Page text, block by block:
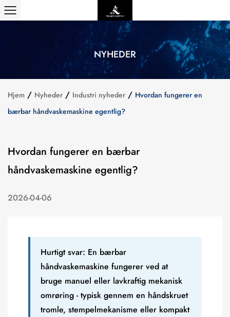
NYHEDER
Hjem / Nyheder / Industri nyheder / Hvordan fungerer en
bærbar håndvaskemaskine egentlig?
Hvordan fungerer en bærbar
håndvaskemaskine egentlig?
2026-04-06
Hurtigt svar: En bærbar
håndvaskemaskine fungerer ved at
bruge manuel eller lavkraftig mekanisk
omrøring - typisk gennem en håndskruet
tromle, stempelmekanisme eller kompakt